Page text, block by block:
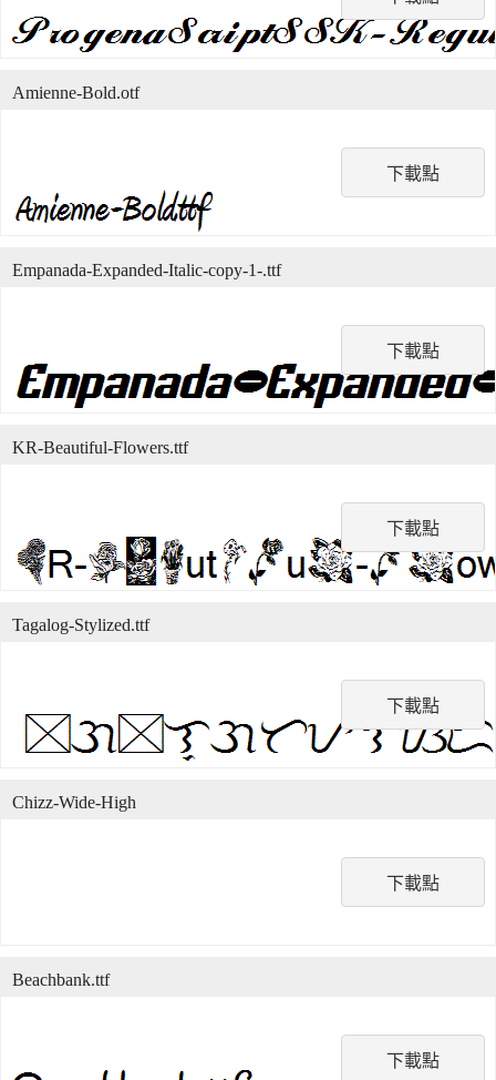
下載點
Amienne-Bold.otf
下載點
Empanada-Expanded-Italic-copy-1-.ttf
下載點
KR-Beautiful-Flowers.ttf
下載點
Tagalog-Stylized.ttf
下載點
Chizz-Wide-High
下載點
Beachbank.ttf